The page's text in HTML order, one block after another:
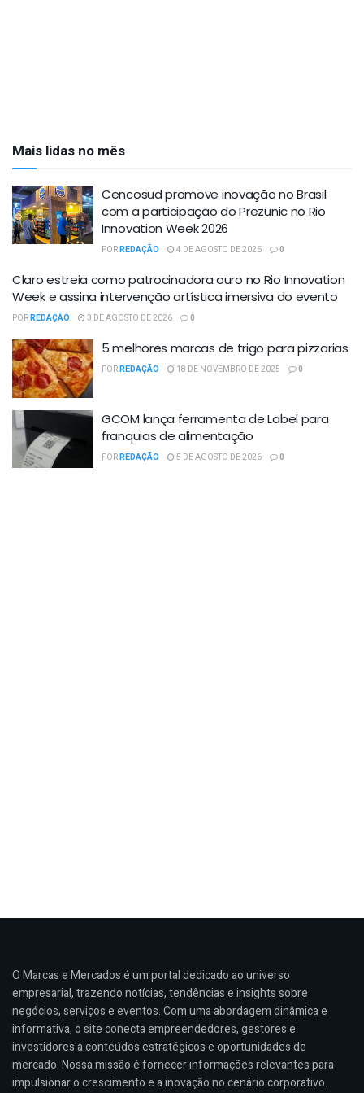
Mais lidas no mês
Cencosud promove inovação no Brasil
com a participação do Prezunic no Rio
Innovation Week 2026
PORREDAÇÃO 4 DE AGOSTO DE 2026 0
Claro estreia como patrocinadora ouro no Rio Innovation
Week e assina intervenção artística imersiva do evento
PORREDAÇÃO 3 DE AGOSTO DE 2026 0
5 melhores marcas de trigo para pizzarias
PORREDAÇÃO 18 DE NOVEMBRO DE 2025 0
GCOM lança ferramenta de Label para
franquias de alimentação
PORREDAÇÃO 5 DE AGOSTO DE 2026 0
O Marcas e Mercados é um portal dedicado ao universo
empresarial, trazendo notícias, tendências e insights sobre
negócios, serviços e eventos. Com uma abordagem dinâmica e
informativa, o site conecta empreendedores, gestores e
investidores a conteúdos estratégicos e oportunidades de
mercado. Nossa missão é fornecer informações relevantes para
impulsionar o crescimento e a inovação no cenário corporativo.